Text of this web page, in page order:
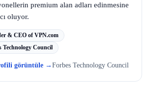
premium alan adları edinmesine
oluyor.
& CEO of VPN.com
Technology Council
görüntüle → Forbes Technology Council